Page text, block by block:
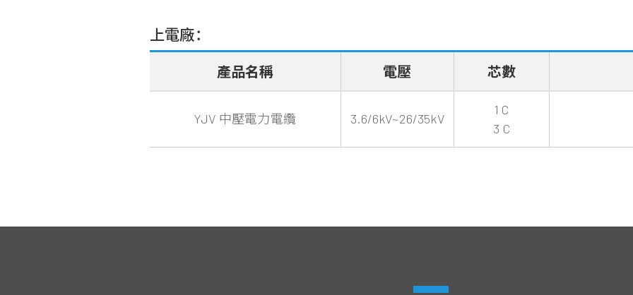
上電廠：
產品名稱 電壓 芯數
YJV 中壓電力電纜 3.6/6kV~26/35kV
1 C
3 C